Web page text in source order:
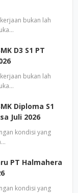
bukan lah
D3 S1 PT
bukan lah
Diploma S1
Juli 2026
kondisi yang
PT Halmahera
kondisi yang